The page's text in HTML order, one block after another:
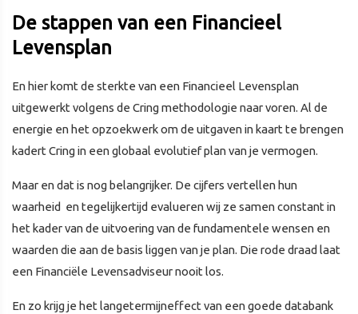
De stappen van een Financieel
Levensplan
En hier komt de sterkte van een Financieel Levensplan
uitgewerkt volgens de Cring methodologie naar voren. Al de
energie en het opzoekwerk om de uitgaven in kaart te brengen
kadert Cring in een globaal evolutief plan van je vermogen.
Maar en dat is nog belangrijker. De cijfers vertellen hun
waarheid en tegelijkertijd evalueren wij ze samen constant in
het kader van de uitvoering van de fundamentele wensen en
waarden die aan de basis liggen van je plan. Die rode draad laat
een Financiële Levensadviseur nooit los.
En zo krijg je het langetermijneffect van een goede databank